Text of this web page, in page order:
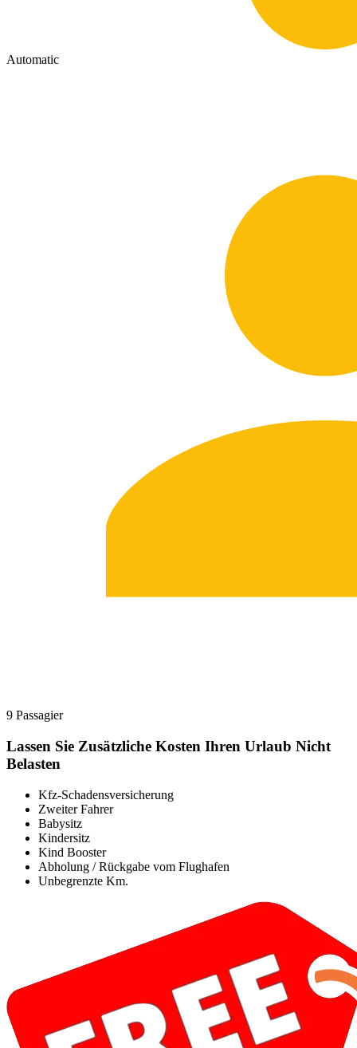
Automatic
9 Passagier
Lassen Sie Zusätzliche Kosten Ihren Urlaub Nicht
Belasten
Kfz-Schadensversicherung
Zweiter Fahrer
Babysitz
Kindersitz
Kind Booster
Abholung / Rückgabe vom Flughafen
Unbegrenzte Km.